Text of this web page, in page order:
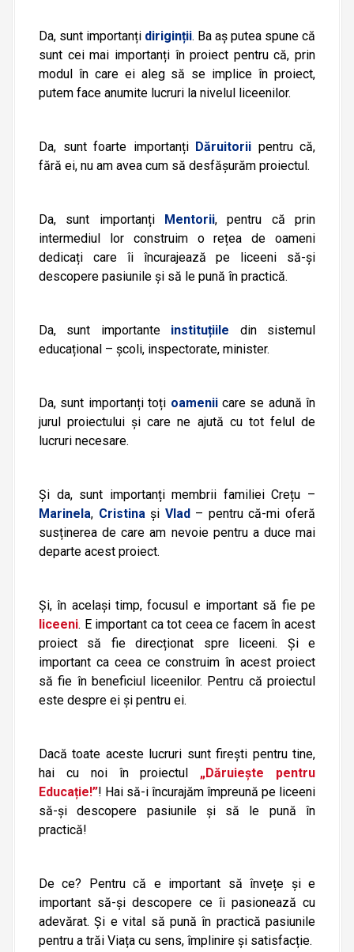
Da, sunt importanți diriginții. Ba aș putea spune că
sunt cei mai importanți în proiect pentru că, prin
modul în care ei aleg să se implice în proiect,
putem face anumite lucruri la nivelul liceenilor.
Da, sunt foarte importanți Dăruitorii pentru că,
fără ei, nu am avea cum să desfășurăm proiectul.
Da, sunt importanți Mentorii, pentru că prin
intermediul lor construim o rețea de oameni
dedicați care îi încurajează pe liceeni să-și
descopere pasiunile și să le pună în practică.
Da, sunt importante instituțiile din sistemul
educațional – școli, inspectorate, minister.
Da, sunt importanți toți oamenii care se adună în
jurul proiectului și care ne ajută cu tot felul de
lucruri necesare.
Și da, sunt importanți membrii familiei Crețu –
Marinela, Cristinași Vlad – pentru că-mi oferă
susținerea de care am nevoie pentru a duce mai
departe acest proiect.
Și, în același timp, focusul e important să fie pe
liceeni. E important ca tot ceea ce facem în acest
proiect să fie direcționat spre liceeni. Și e
important ca ceea ce construim în acest proiect
să fie în beneficiul liceenilor. Pentru că proiectul
este despre ei și pentru ei.
Dacă toate aceste lucruri sunt firești pentru tine,
hai cu noi în proiectul „Dăruiește pentru
Educație!”! Hai să-i încurajăm împreună pe liceeni
să-și descopere pasiunile și să le pună în
practică!
De ce? Pentru că e important să învețe și e
important să-și descopere ce îi pasionează cu
adevărat. Și e vital să pună în practică pasiunile
pentru a trăi Viața cu sens, împlinire și satisfacție.